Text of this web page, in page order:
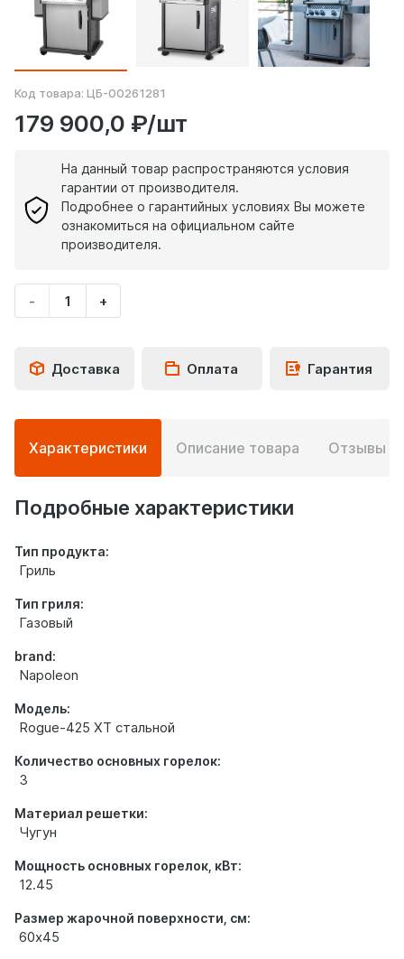
Код товара: ЦБ-00261281
179 900,0 ₽/шт
На данный товар распространяются условия
гарантии от производителя.
Подробнее о гарантийных условиях Вы можете
ознакомиться на официальном сайте
производителя.
-
Укажите
количество
+
Доставка Оплата Гарантия
Подробная
информация
о
товаре
Характеристики Описание товара Отзывы
Подробные характеристики
Тип продукта:
Гриль
Тип гриля:
Газовый
brand:
Napoleon
Модель:
Rogue-425 XT стальной
Количество основных горелок:
3
Материал решетки:
Чугун
Мощность основных горелок, кВт:
12.45
Размер жарочной поверхности, см:
60х45